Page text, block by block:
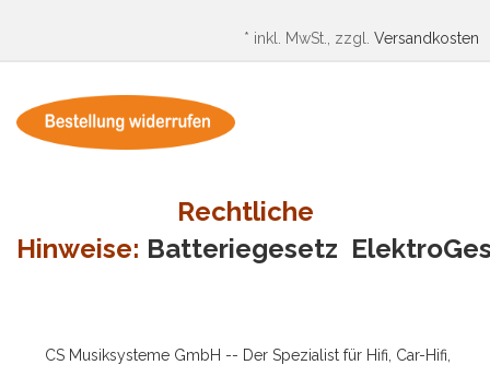
* inkl. MwSt., zzgl. Versandkosten
Rechtliche
Hinweise: Batteriegesetz
CS Musiksysteme GmbH -- Der Spezialist für Hifi, Car-Hifi,